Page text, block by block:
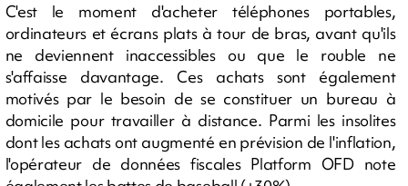
C'est le moment d'acheter téléphones portables,
ordinateurs et écrans plats à tour de bras, avant qu'ils
ne deviennent inaccessibles ou que le rouble ne
s'affaisse davantage. Ces achats sont également
motivés par le besoin de se constituer un bureau à
domicile pour travailler à distance. Parmi les insolites
dont les achats ont augmenté en prévision de l'inflation,
l'opérateur de données fiscales Platform OFD note